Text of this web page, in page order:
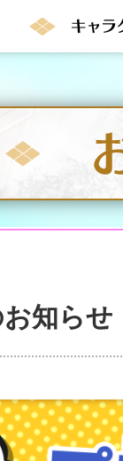
知らせ